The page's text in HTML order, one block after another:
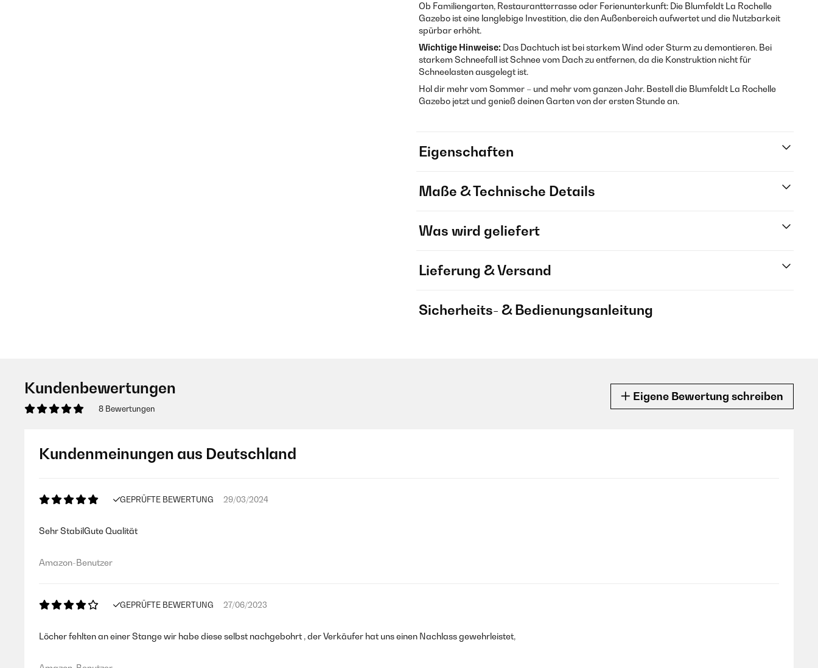
Ob Familiengarten, Restaurantterrasse oder Ferienunterkunft: Die Blumfeldt La Rochelle
Gazebo ist eine langlebige Investition, die den Außenbereich aufwertet und die Nutzbarkeit
spürbar erhöht.
Wichtige Hinweise: Das Dachtuch ist bei starkem Wind oder Sturm zu demontieren. Bei
starkem Schneefall ist Schnee vom Dach zu entfernen, da die Konstruktion nicht für
Schneelasten ausgelegt ist.
Hol dir mehr vom Sommer – und mehr vom ganzen Jahr. Bestell die Blumfeldt La Rochelle
Gazebo jetzt und genieß deinen Garten von der ersten Stunde an.
Eigenschaften
Maße & Technische Details
Was wird geliefert
Lieferung & Versand
Sicherheits- & Bedienungsanleitung
Kundenbewertungen
8 Bewertungen
Eigene Bewertung schreiben
Kundenmeinungen aus Deutschland
GEPRÜFTE BEWERTUNG 29/03/2024
Sehr StabilGute Qualität
Amazon-Benutzer
GEPRÜFTE BEWERTUNG 27/06/2023
Löcher fehlten an einer Stange wir habe diese selbst nachgebohrt , der Verkäufer hat uns einen Nachlass gewehrleistet,